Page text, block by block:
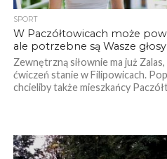
SPORT
W Paczółtowicach może
ale potrzebne są Wasze głosy
Zewnętrzną siłownie ma już
ćwiczeń stanie w Filipowicach.
chcieliby także mieszkańcy